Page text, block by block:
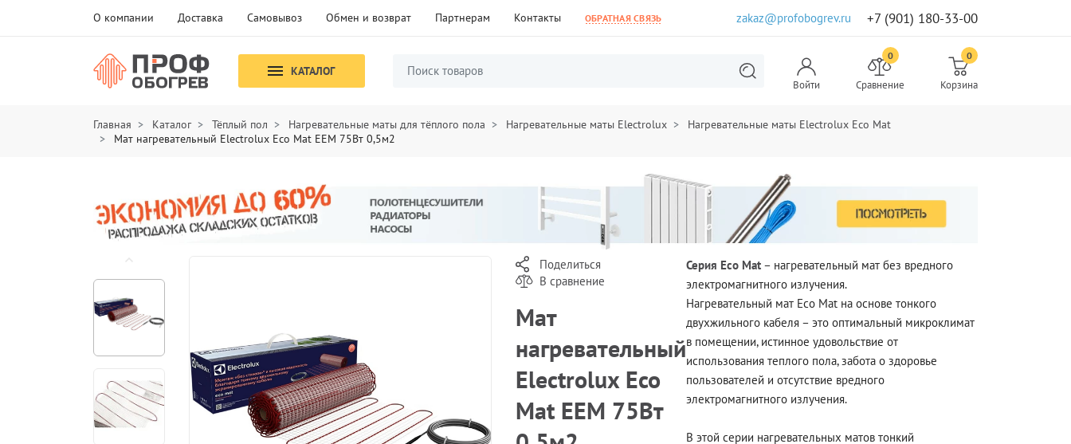
О компании Доставка Самовывоз Обмен и возврат Партнерам Контакты ОБРАТНАЯ СВЯЗЬ zakaz@profobogrev.ru +7 (901) 180-33-00
КАТАЛОГ
Войти
0
Сравнение
0
Корзина
Главная Каталог Тёплый пол Нагревательные маты для тёплого пола Нагревательные маты Electrolux
Нагревательные маты Electrolux Eco Mat
Мат нагревательный Electrolux Eco Mat EEM 75Вт 0,5м2
Поделиться
В сравнение
Мат
нагревательный
Electrolux Eco
Mat EEM 75Вт
Серия Eco Mat– нагревательный мат без вредного
электромагнитного излучения.
Нагревательный мат Eco Mat на основе тонкого
двухжильного кабеля – это оптимальный микроклимат
в помещении, истинное удовольствие от
использования теплого пола, забота о здоровье
пользователей и отсутствие вредного
электромагнитного излучения.
В этой серии нагревательных матов тонкий